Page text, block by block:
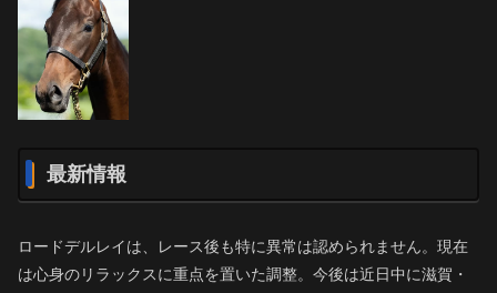
最新情報
ロードデルレイは、レース後も特に異常は認められません。現在
は心身のリラックスに重点を置いた調整。今後は近日中に滋賀・